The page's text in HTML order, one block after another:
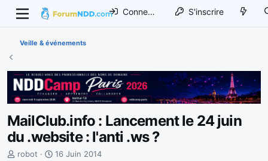
Connexion S'inscrire
Veille & événements
MailClub.info : Lancement le 24 juin
du .website : l'anti .ws ?
Irobot
D
16 Juin 2014